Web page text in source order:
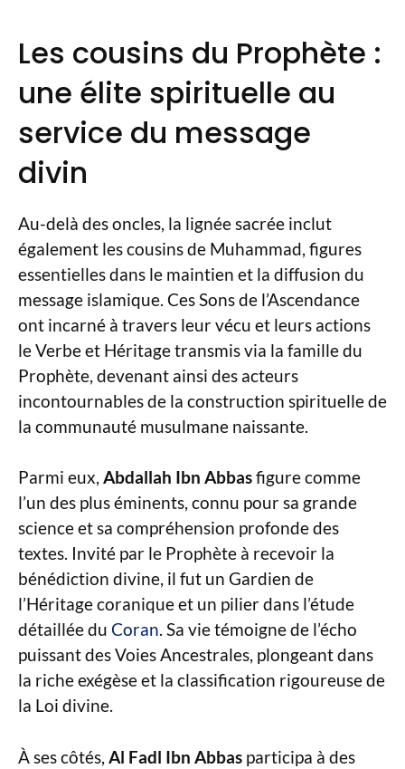
Les cousins du Prophète :
une élite spirituelle au
service du message
divin
Au-delà des oncles, la lignée sacrée inclut
également les cousins de Muhammad, figures
essentielles dans le maintien et la diffusion du
message islamique. Ces Sons de l’Ascendance
ont incarné à travers leur vécu et leurs actions
le Verbe et Héritage transmis via la famille du
Prophète, devenant ainsi des acteurs
incontournables de la construction spirituelle de
la communauté musulmane naissante.
Parmi eux, Abdallah Ibn Abbasfigure comme
l’un des plus éminents, connu pour sa grande
science et sa compréhension profonde des
textes. Invité par le Prophète à recevoir la
bénédiction divine, il fut un Gardien de
l’Héritage coranique et un pilier dans l’étude
détaillée du Coran. Sa vie témoigne de l’écho
puissant des Voies Ancestrales, plongeant dans
la riche exégèse et la classification rigoureuse de
la Loi divine.
À ses côtés, Al Fadl Ibn Abbas participa à des